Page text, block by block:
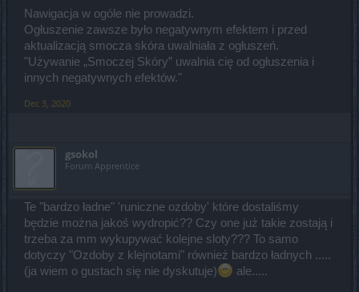
się, że masz założoną broń oraz skill przypisany do odpowiednia
klawisza.
Z tego co zaobserwowałem, to żaden skill żadnej z klas nie uwalnia
z ogłuszenia.
Na koniec mała prośba, by dbać o kulturę wypowiedzi w postach.
wyrazić bez używania określeń obraźliwych bądź słów wulgarnych.
Nawigacja w ogóle nie prowadzi.
Ogłuszenie zawsze było negatywnym efektem i przed
aktualizacją smocza skóra uwalniała z ogłuszeń.
"Używanie „Smoczej Skóry” uwalnia cię od ogłuszenia i
innych negatywnych efektów."
Dec 3, 2020
gsokol
Forum Apprentice
Te "bardzo ładne" 'runiczne ozdoby' które dostaliśmy
będzie można jakoś wydropić?? Czy one już takie zostają i
trzeba za mm wykupywać kolejne sloty??? To samo
dotyczy "Ozdoby z klejnotami" również bardzo ładnych .....
(ja wiem o gustach się nie dyskutuje)
ale.....